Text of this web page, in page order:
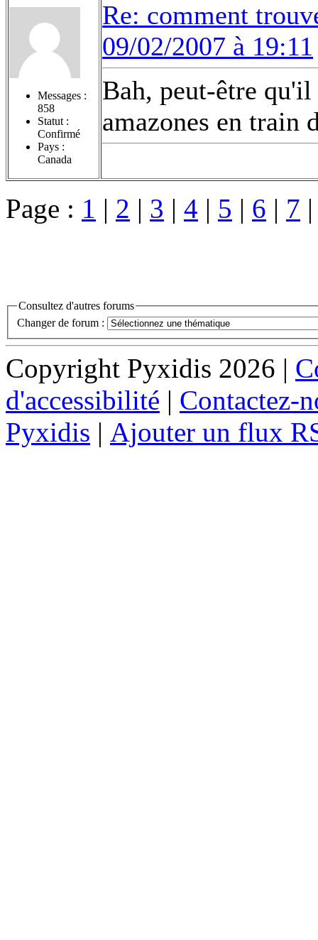
Messages :
858
Statut :
Confirmé
Pays :
Canada
Re: comment
09/02/2007 à 19:11
Bah, peut-être qu'il
amazones en train
Page : 1 | 2 | 3 | 4 | 5 | 6 | 7
Consultez d'autres forums
Changer de forum :
Copyright Pyxidis 2026 |
d'accessibilité | Contactez-
Pyxidis | Ajouter un flux